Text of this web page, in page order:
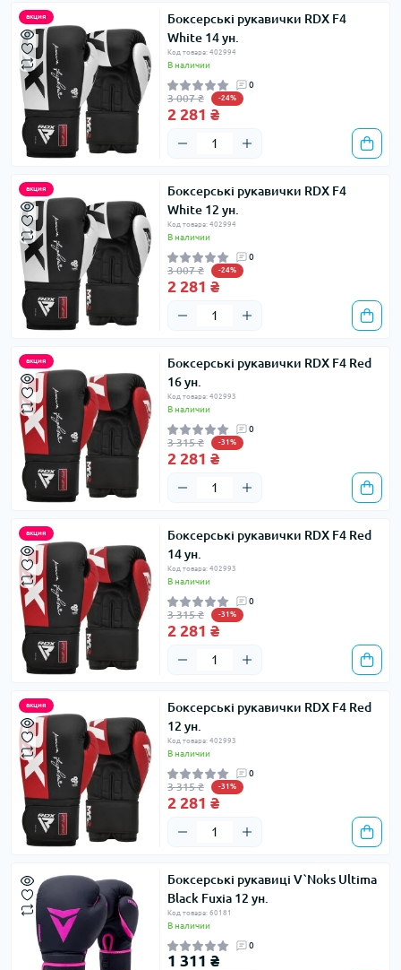
акция
Боксерські рукавички RDX F4
White 14 ун.
Код товара: 402994
В наличии
0
3 007 ₴ -24%
2 281 ₴
акция
Боксерські рукавички RDX F4
White 12 ун.
Код товара: 402994
В наличии
0
3 007 ₴ -24%
2 281 ₴
акция
Боксерські рукавички RDX F4 Red
16 ун.
Код товара: 402993
В наличии
0
3 315 ₴ -31%
2 281 ₴
акция
Боксерські рукавички RDX F4 Red
14 ун.
Код товара: 402993
В наличии
0
3 315 ₴ -31%
2 281 ₴
акция
Боксерські рукавички RDX F4 Red
12 ун.
Код товара: 402993
В наличии
0
3 315 ₴ -31%
2 281 ₴
Боксерські рукавиці V`Noks Ultima
Black Fuxia 12 ун.
Код товара: 60181
В наличии
0
1 311 ₴